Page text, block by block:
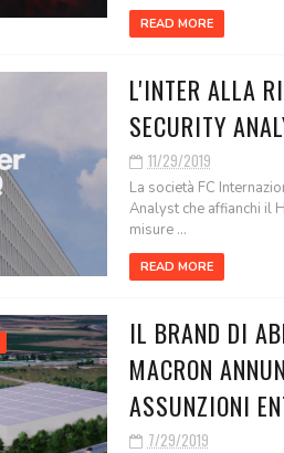
READ MORE
L'INTER ALLA
SECURITY
11/29/2019
La società FC
Analyst che affianchi il
misure ...
READ MORE
IL BRAND DI
MACRON
ASSUNZIONI
7/29/2019